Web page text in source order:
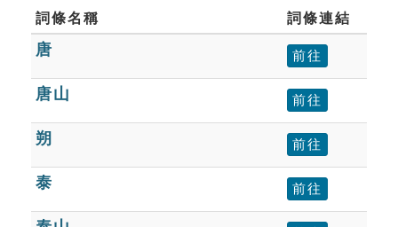
單字索引
生命大百科索引
遊戲專區
教學應用
貓頭鷹博士
詞條名稱 詞條連結
唐 前往
唐山 前往
朔 前往
泰 前往